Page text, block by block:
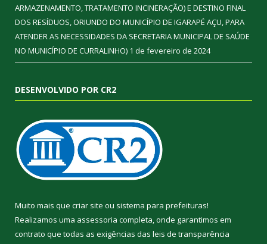
ARMAZENAMENTO, TRATAMENTO INCINERAÇÃO) E DESTINO FINAL
DOS RESÍDUOS, ORIUNDO DO MUNICÍPIO DE IGARAPÉ AÇU, PARA
ATENDER AS NECESSIDADES DA SECRETARIA MUNICIPAL DE SAÚDE
NO MUNICÍPIO DE CURRALINHO) 1 de fevereiro de 2024
DESENVOLVIDO POR CR2
Muito mais que criar site ou sistema para prefeituras!
Realizamos uma assessoria completa, onde garantimos em
contrato que todas as exigências das leis de transparência